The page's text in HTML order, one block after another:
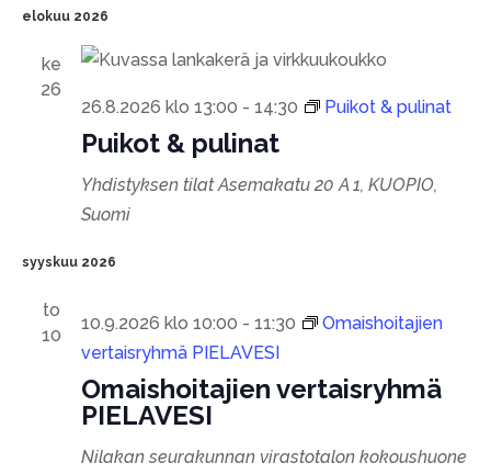
päivä.
elokuu 2026
ke
26
Puikot & pulinat
26.8.2026 klo 13:00 - 14:30 Puikot & pulinat
Yhdistyksen tilatAsemakatu 20 A 1, KUOPIO,
Suomi
syyskuu 2026
to
10
Omaishoitajien vertaisryhmä
PIELAVESI
10.9.2026 klo 10:00 - 11:30
Omaishoitajien
vertaisryhmä PIELAVESI
Nilakan seurakunnan virastotalon kokoushuone